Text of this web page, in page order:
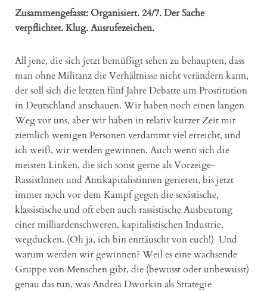
Zusammengefasst: Organisiert. 24/7. Der Sache
verpflichtet. Klug. Ausrufezeichen.
All jene, die sich jetzt bemüßigt sehen zu behaupten, dass
man ohne Militanz die Verhältnisse nicht verändern kann,
der soll sich die letzten fünf Jahre Debatte um Prostitution
in Deutschland anschauen. Wir haben noch einen langen
Weg vor uns, aber wir haben in relativ kurzer Zeit mit
ziemlich wenigen Personen verdammt viel erreicht, und
ich weiß, wir werden gewinnen. Auch wenn sich die
meisten Linken, die sich sonst gerne als Vorzeige-
RassistInnen und Antikapitalistinnen gerieren, bis jetzt
immer noch vor dem Kampf gegen die sexistische,
klassistische und oft eben auch rassistische Ausbeutung
einer milliardenschweren, kapitalistischen Industrie,
wegducken. (Oh ja, ich bin enttäuscht von euch!) Und
warum werden wir gewinnen? Weil es eine wachsende
Gruppe von Menschen gibt, die (bewusst oder unbewusst)
genau das tun, was Andrea Dworkin als Strategie